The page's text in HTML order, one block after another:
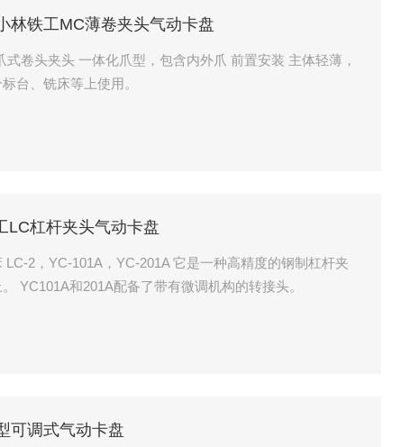
林铁工MC薄卷夹头气动卡盘
卷头夹头 一体化爪型，包含内外爪 前置安装 主体轻薄，
台、铣床等上使用。
LC杠杆夹头气动卡盘
YC-201A 它是一种高精度的钢制杠杆夹
YC101A和201A配备了带有微调机构的转接头。
可调式气动卡盘